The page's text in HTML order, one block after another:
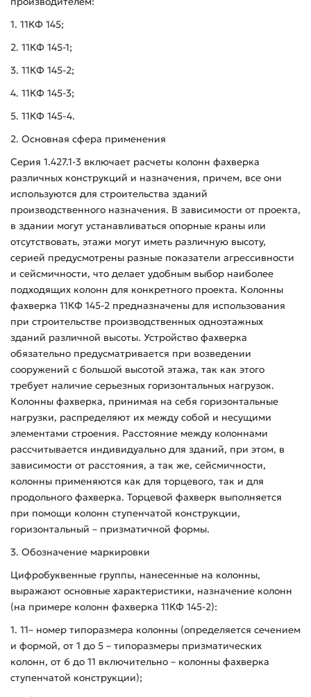
1. 11КФ 145;
2. 11КФ 145-1;
3. 11КФ 145-2;
4. 11КФ 145-3;
5. 11КФ 145-4.
2. Основная сфера применения
Серия 1.427.1-3 включает расчеты колонн фахверка
различных конструкций и назначения, причем, все они
используются для строительства зданий
производственного назначения. В зависимости от проекта,
в здании могут устанавливаться опорные краны или
отсутствовать, этажи могут иметь различную высоту,
серией предусмотрены разные показатели агрессивности
и сейсмичности, что делает удобным выбор наиболее
подходящих колонн для конкретного проекта. Колонны
фахверка 11КФ 145-2 предназначены для использования
при строительстве производственных одноэтажных
зданий различной высоты. Устройство фахверка
обязательно предусматривается при возведении
сооружений с большой высотой этажа, так как этого
требует наличие серьезных горизонтальных нагрузок.
Колонны фахверка, принимая на себя горизонтальные
нагрузки, распределяют их между собой и несущими
элементами строения. Расстояние между колоннами
рассчитывается индивидуально для зданий, при этом, в
зависимости от расстояния, а так же, сейсмичности,
колонны применяются как для торцевого, так и для
продольного фахверка. Торцевой фахверк выполняется
при помощи колонн ступенчатой конструкции,
горизонтальный – призматичной формы.
3. Обозначение маркировки
Цифробуквенные группы, нанесенные на колонны,
выражают основные характеристики, назначение колонн
(на примере колонн фахверка 11КФ 145-2):
1. 11– номер типоразмера колонны (определяется сечением
и формой, от 1 до 5 – типоразмеры призматических
колонн, от 6 до 11 включительно – колонны фахверка
ступенчатой конструкции);